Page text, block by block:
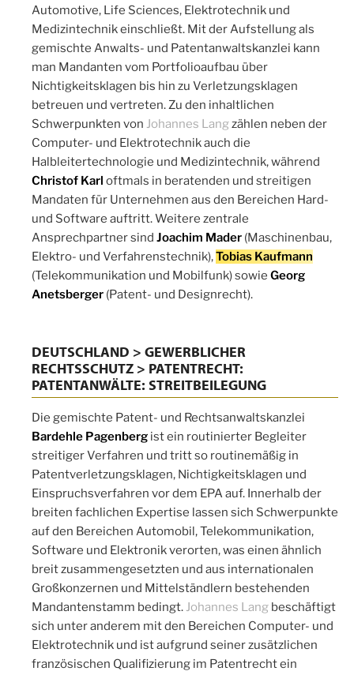
Automotive, Life Sciences, Elektrotechnik und
Medizintechnik einschließt. Mit der Aufstellung als
gemischte Anwalts- und Patentanwaltskanzlei kann
man Mandanten vom Portfolioaufbau über
Nichtigkeitsklagen bis hin zu Verletzungsklagen
betreuen und vertreten. Zu den inhaltlichen
Schwerpunkten von Johannes Langzählen neben der
Computer- und Elektrotechnik auch die
Halbleitertechnologie und Medizintechnik, während
Christof Karl oftmals in beratenden und streitigen
Mandaten für Unternehmen aus den Bereichen Hard-
und Software auftritt. Weitere zentrale
Ansprechpartner sind Joachim Mader(Maschinenbau,
Elektro- und Verfahrenstechnik),Tobias Kaufmann
(Telekommunikation und Mobilfunk) sowie Georg
Anetsberger(Patent- und Designrecht).
DEUTSCHLAND > GEWERBLICHER
RECHTSSCHUTZ > PATENTRECHT:
PATENTANWÄLTE: STREITBEILEGUNG
Die gemischte Patent- und Rechtsanwaltskanzlei
Bardehle Pagenbergist ein routinierter Begleiter
streitiger Verfahren und tritt so routinemäßig in
Patentverletzungsklagen, Nichtigkeitsklagen und
Einspruchsverfahren vor dem EPA auf. Innerhalb der
breiten fachlichen Expertise lassen sich Schwerpunkte
auf den Bereichen Automobil, Telekommunikation,
Software und Elektronik verorten, was einen ähnlich
breit zusammengesetzten und aus internationalen
Großkonzernen und Mittelständlern bestehenden
Mandantenstamm bedingt.Johannes Langbeschäftigt
sich unter anderem mit den Bereichen Computer- und
Elektrotechnik und ist aufgrund seiner zusätzlichen
französischen Qualifizierung im Patentrecht ein